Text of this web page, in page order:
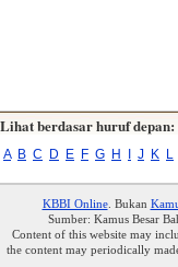
Lihat berdasar huruf depan:
A B C D E F G H J K L
KBBI Online. Bukan
Sumber: Kamus Besar
Content of this website may
the content may periodically